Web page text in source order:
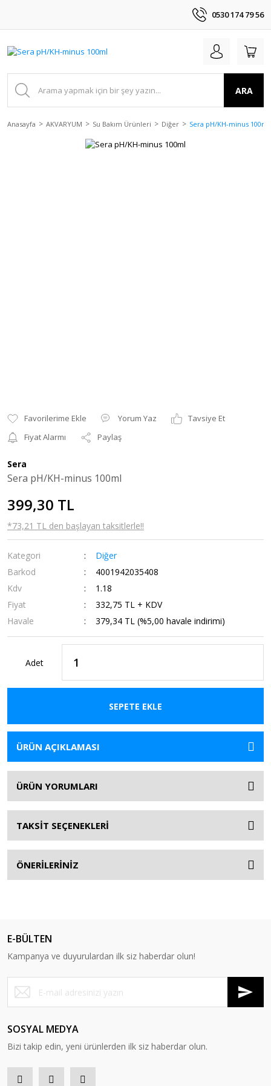
0530 174 79 56
ARA
Anasayfa AKVARYUM Su Bakım Ürünleri Diğer Sera pH/KH-minus 100ml
Yorum Yaz
Tavsiye Et
Fiyat Alarmı
Paylaş
Sera
Sera pH/KH-minus 100ml
399,30 TL
*73,21 TL den başlayan taksitlerle!!
Kategori
Diğer
Barkod
4001942035408
Kdv
1.18
Fiyat
332,75 TL + KDV
Havale
379,34 TL (%5,00 havale indirimi)
Adet
SEPETE EKLE
ÜRÜN AÇIKLAMASI
ÜRÜN YORUMLARI
TAKSİT SEÇENEKLERİ
ÖNERİLERİNİZ
E-BÜLTEN
Kampanya ve duyurulardan ilk siz haberdar olun!
SOSYAL MEDYA
Bizi takip edin, yeni ürünlerden ilk siz haberdar olun.